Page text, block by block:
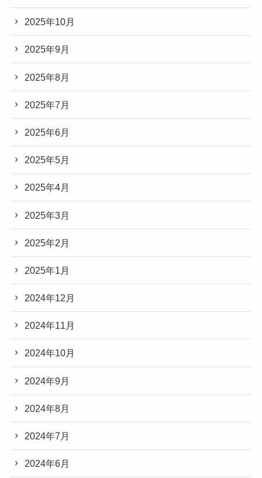
2025年10月
2025年9月
2025年8月
2025年7月
2025年6月
2025年5月
2025年4月
2025年3月
2025年2月
2025年1月
2024年12月
2024年11月
2024年10月
2024年9月
2024年8月
2024年7月
2024年6月